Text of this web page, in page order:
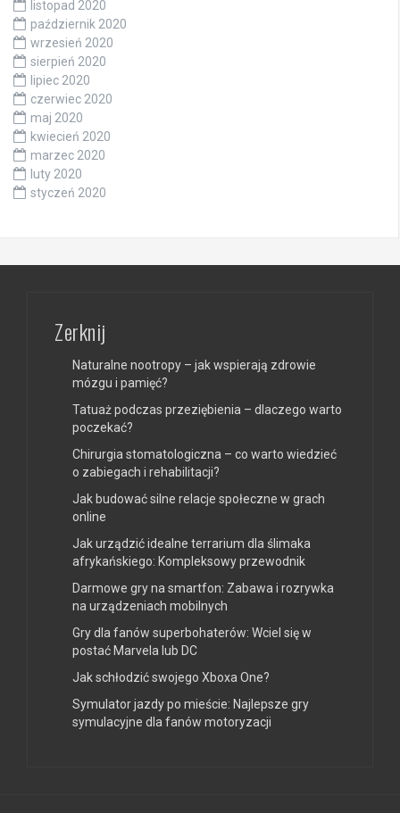
listopad 2020
październik 2020
wrzesień 2020
sierpień 2020
lipiec 2020
czerwiec 2020
maj 2020
kwiecień 2020
marzec 2020
luty 2020
styczeń 2020
Zerknij
Naturalne nootropy – jak wspierają zdrowie
mózgu i pamięć?
Tatuaż podczas przeziębienia – dlaczego warto
poczekać?
Chirurgia stomatologiczna – co warto wiedzieć
o zabiegach i rehabilitacji?
Jak budować silne relacje społeczne w grach
online
Jak urządzić idealne terrarium dla ślimaka
afrykańskiego: Kompleksowy przewodnik
Darmowe gry na smartfon: Zabawa i rozrywka
na urządzeniach mobilnych
Gry dla fanów superbohaterów: Wciel się w
postać Marvela lub DC
Jak schłodzić swojego Xboxa One?
Symulator jazdy po mieście: Najlepsze gry
symulacyjne dla fanów motoryzacji